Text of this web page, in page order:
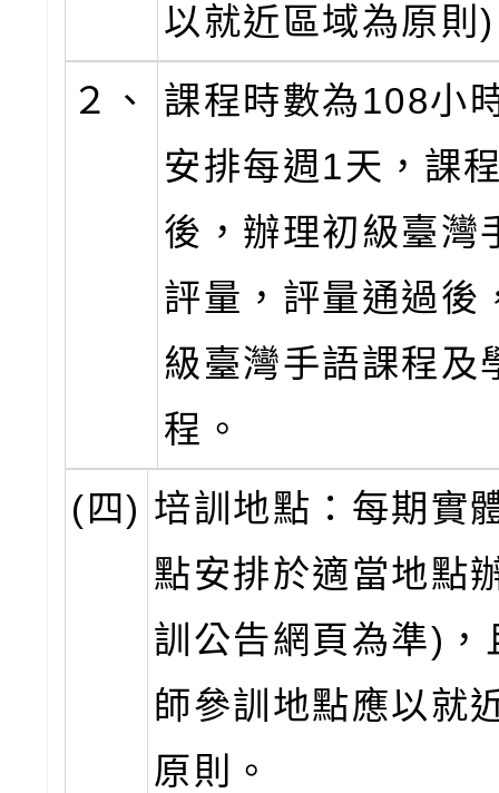
以就近區域為原則
２、
課程時數為108小
安排每週1天，課
後，辦理初級臺灣
評量，評量通過後
級臺灣手語課程及
程。
(四) 培訓地點：每期實
點安排於適當地點
訓公告網頁為準)，
師參訓地點應以就
原則。